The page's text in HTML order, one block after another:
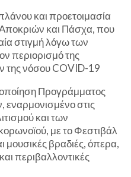
και προετοιμασία
Αποκριών και Πάσχα, που
στιγμή λόγω των
περιορισμό της
της νόσου COVID-19
Προγράμματος
στις
και των
με το Φεστιβάλ
μουσικές βραδιές, όπερα,
περιβαλλοντικές